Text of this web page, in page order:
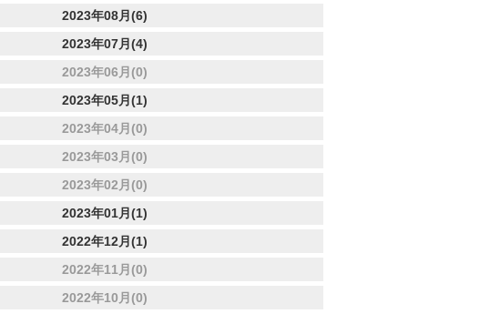
2023年08月(6)
2023年07月(4)
2023年06月(0)
2023年05月(1)
2023年04月(0)
2023年03月(0)
2023年02月(0)
2023年01月(1)
2022年12月(1)
2022年11月(0)
2022年10月(0)